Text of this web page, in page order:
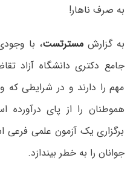
به صرف ناهار!
به گزارشمسترتست، با
جامع دکتری دانشگاه آزاد
مهم را دارند و در شرایطی
هموطنان را از پای
برگزاری یک آزمون علمی فرعی
جوانان را به خطر بیندازد.